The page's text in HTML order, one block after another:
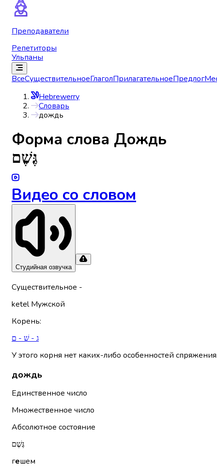
Преподаватели
Репетиторы
Ульпаны
ВсеСуществительноеГлаголПрилагательноеПредлог
Hebrewerry
Словарь
дождь
Форма слова Дождь
גֶּשֶׁם
Видео со словом
Студийная озвучка
Существительное -
ketel Мужской
Корень:
ג - שׁ - ם
У этого корня нет каких-либо особенностей
дождь
Единственное число
Множественное число
Абсолютное состояние
גֶּשֶׁם
гешем